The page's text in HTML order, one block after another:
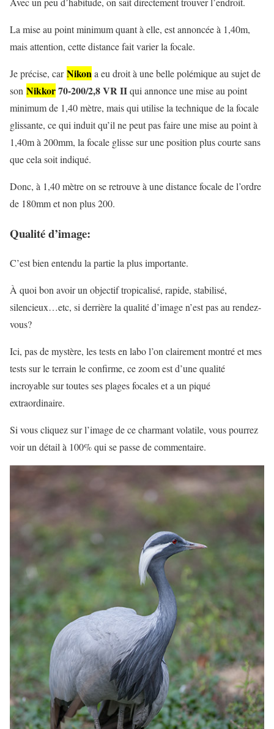
La mise au point minimum quant à elle, est annoncée à 1,40m,
mais attention, cette distance fait varier la focale.
Je précise, carNikona eu droit à une belle polémique au sujet de
son Nikkor70-200/2,8 VR IIqui annonce une mise au point
minimum de 1,40 mètre, mais qui utilise la technique de la focale
glissante, ce qui induit qu’il ne peut pas faire une mise au point à
1,40m à 200mm, la focale glisse sur une position plus courte sans
que cela soit indiqué.
Donc, à 1,40 mètre on se retrouve à une distance focale de l’ordre
de 180mm et non plus 200.
Qualité d’image:
C’est bien entendu la partie la plus importante.
À quoi bon avoir un objectif tropicalisé, rapide, stabilisé,
silencieux…etc, si derrière la qualité d’image n’est pas au rendez-
vous?
Ici, pas de mystère, les tests en labo l’on clairement montré et mes
tests sur le terrain le confirme, ce zoom est d’une qualité
incroyable sur toutes ses plages focales et a un piqué
extraordinaire.
Si vous cliquez sur l’image de ce charmant volatile, vous pourrez
voir un détail à 100% qui se passe de commentaire.